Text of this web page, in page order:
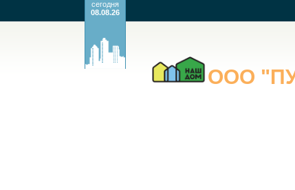
ООО
сегодня
08.08.26